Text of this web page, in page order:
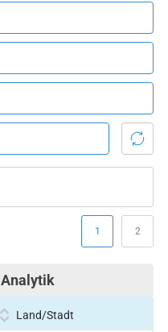
Analytik
1 2
Land/Stadt